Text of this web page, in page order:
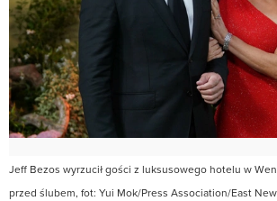
Jeff Bezos wyrzucił gości z luksusowego hotelu w
przed ślubem, fot: Yui Mok/Press Association/East